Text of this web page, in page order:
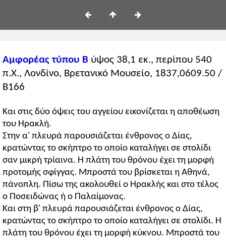
Αμφορέας τύπου Β ύψος 38,1 εκ., περίπου 540
π.Χ., Λονδίνο, Βρετανικό Μουσείο, 1837,0609.50 /
B166
Και στις δύο όψεις του αγγείου εικονίζεται η αποθέωση
του Ηρακλή.
Στην α' πλευρά παρουσιάζεται ένθρονος ο Δίας,
κρατώντας το σκήπτρο το οποίο καταλήγει σε στολίδι
σαν μικρή τρίαινα. Η πλάτη του θρόνου έχει τη μορφή
προτομής σφίγγας. Μπροστά του βρίσκεται η Αθηνά,
πάνοπλη. Πίσω της ακολουθεί ο Ηρακλής και στο τέλος
ο Ποσειδώνας ή ο Παλαίμονας.
Και στη β' πλευρά παρουσιάζεται ένθρονος ο Δίας,
κρατώντας το σκήπτρο το οποίο καταλήγει σε στολίδι. Η
πλάτη του θρόνου έχει τη μορφή κύκνου. Μπροστά του